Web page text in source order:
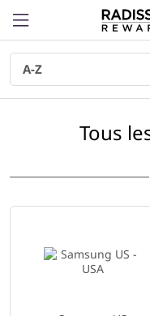
Menu
A-Z
Tous
851 commerçants affiché ci-